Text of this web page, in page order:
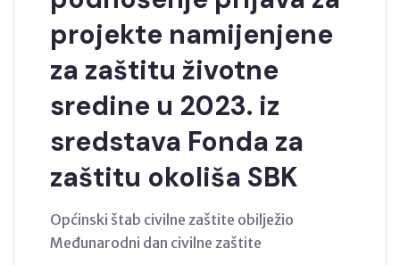
projekte namijenjene
za zaštitu životne
sredine u 2023. iz
sredstava Fonda za
zaštitu okoliša SBK
Općinski štab civilne zaštite obilježio
Međunarodni dan civilne zaštite